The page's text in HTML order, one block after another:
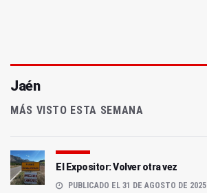
Jaén
MÁS VISTO ESTA SEMANA
El Expositor: Volver otra vez
PUBLICADO EL 31 DE AGOSTO DE 2025